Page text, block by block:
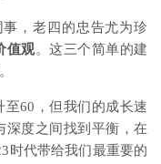
，老四的忠告尤为珍
值观。这三个简单的建
至60，但我们的成长速
深度之间找到平衡，在
时代带给我们最重要的